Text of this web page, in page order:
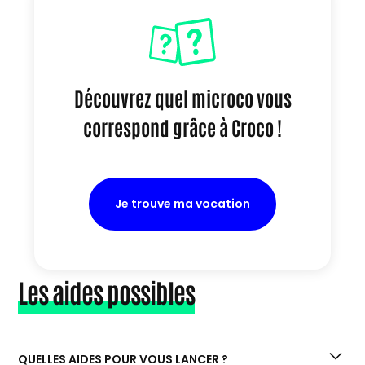
Découvrez quel microco vous
correspond grâce à Croco !
Je trouve ma vocation
Les aides possibles
QUELLES AIDES POUR VOUS LANCER ?